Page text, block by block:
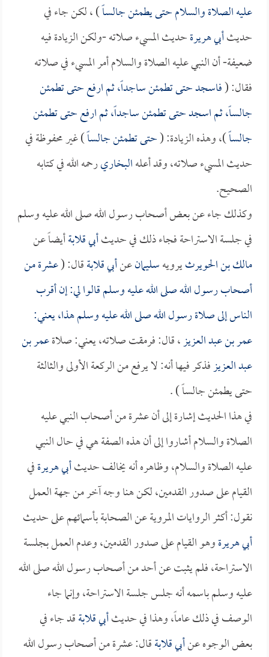
عليه الصلاة والسلام حتى يطمئن جالساً) ، لكن جاء في
حديثأبي هريرةحديث المسيء صلاته -ولكن الزيادة فيه
ضعيفة- أن النبي عليه الصلاة والسلام أمر المسيء في صلاته
فقال: (فاسجد حتى تطمئن ساجداً، ثم ارفع حتى تطمئن
جالساً، ثم اسجد حتى تطمئن ساجداً، ثم ارفع حتى تطمئن
جالساً)، وهذه الزيادة: (حتى تطمئن جالساً) غير محفوظة في
حديث المسيء صلاته، وقد أعلهالبخاريرحمه الله في كتابه
الصحيح.
وكذلك جاء عن بعض أصحاب رسول الله صلى الله عليه وسلم
في جلسة الاستراحة فجاء ذلك في حديثأبي قلابةأيضاً عن
مالك بن الحويرثيرويهسليمانعنأبي قلابةقال: (عشرة من
أصحاب رسول الله صلى الله عليه وسلم قالوا لي: إن أقرب
الناس إلى صلاة رسول الله صلى الله عليه وسلم هذا، يعني:
عمر بن عبد العزيز، قال: فرمقت صلاته، يعني: صلاةعمر بن
عبد العزيزفذكر فيها أنه: لا يرفع من الركعة الأولى والثالثة
حتى يطمئن جالساً ) .
في هذا الحديث إشارة إلى أن عشرة من أصحاب النبي عليه
الصلاة والسلام أشاروا إلى أن هذه الصفة هي في حال النبي
عليه الصلاة والسلام، وظاهره أنه يخالف حديثأبي هريرةفي
القيام على صدور القدمين، لكن هنا وجه آخر من جهة العمل
نقول: أكثر الروايات المروية عن الصحابة بأسمائهم على حديث
أبي هريرةوهو القيام على صدور القدمين، وعدم العمل بجلسة
الاستراحة، فلم يثبت عن أحد من أصحاب رسول الله صلى الله
عليه وسلم باسمه أنه جلس جلسة الاستراحة، وإنما جاء
الوصف في ذلك عاماً، وهذا في حديثأبي قلابةقد جاء في
بعض الوجوه عنأبي قلابةقال: عشرة من أصحاب رسول الله